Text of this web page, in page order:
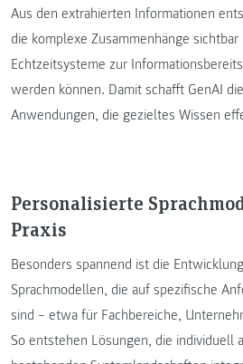
Aus den extrahierten Informationen
die komplexe Zusammenhänge sichtbar
Echtzeitsysteme zur
werden können. Damit schafft GenAI
Anwendungen, die gezieltes Wissen
Personalisierte
Praxis
Besonders spannend ist die
Sprachmodellen, die auf spezifische
sind – etwa für Fachbereiche,
So entstehen Lösungen, die individuell